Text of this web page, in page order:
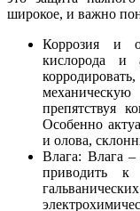
широкое, и важно
Коррозия и
кислорода и
препятствуя
Особенно
и олова,
Влага: Влага
приводить к